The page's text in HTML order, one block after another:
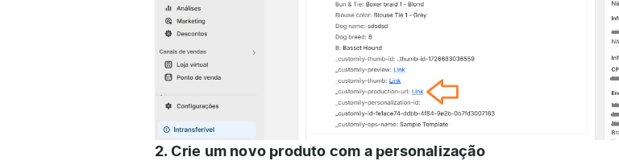
2. Crie um novo produto com a personalização